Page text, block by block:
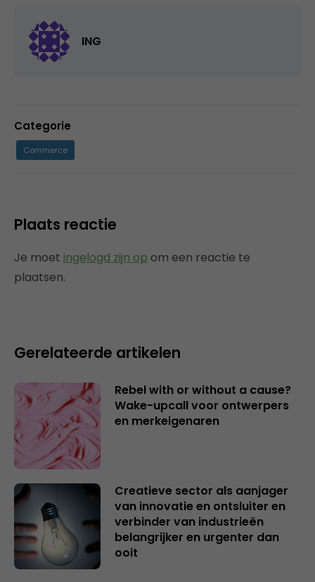
ING
Categorie
Commerce
Plaats reactie
Je moet ingelogd zijn op om een reactie te
plaatsen.
Gerelateerde artikelen
Rebel with or without a cause?
Wake-upcall voor ontwerpers
en merkeigenaren
Creatieve sector als aanjager
van innovatie en ontsluiter en
verbinder van industrieën
belangrijker en urgenter dan
ooit